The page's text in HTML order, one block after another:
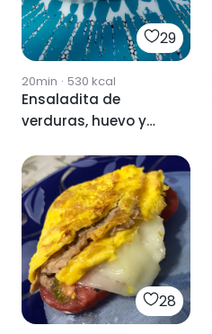
29
20min · 530 kcal
Ensaladita de
verduras, huevo y
28